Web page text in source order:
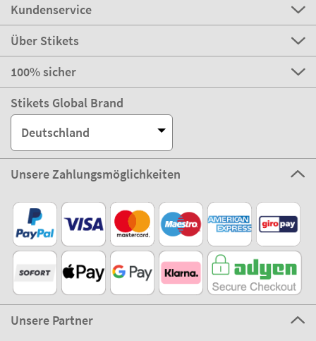
Kundenservice
Über Stikets
100% sicher
Stikets Global Brand
Deutschland
Unsere Zahlungsmöglichkeiten
Unsere Partner